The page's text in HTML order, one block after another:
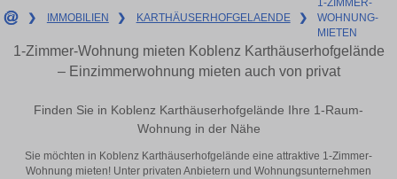
❯ IMMOBILIEN ❯ KARTHÄUSERHOFGELAENDE ❯
1-ZIMMER-
WOHNUNG-
MIETEN
1-Zimmer-Wohnung mieten Koblenz Karthäuserhofgelände
– Einzimmerwohnung mieten auch von privat
Finden Sie in Koblenz Karthäuserhofgelände Ihre 1-Raum-
Wohnung in der Nähe
Sie möchten in Koblenz Karthäuserhofgelände eine attraktive 1-Zimmer-
Wohnung mieten! Unter privaten Anbietern und Wohnungsunternehmen